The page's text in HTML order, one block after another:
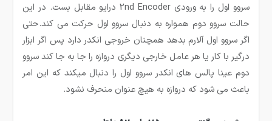
سروو اول را به ورودی 2nd Encoder درایو مقابل بست. در این
حالت سروو دوم همواره به دنبال سروو اول حرکت می کند.حتی
اگر سروو اول آلارم بدهد همچنان خروجی انکدر دارد پس اگر ابزار
درگیر با کار یا هر عامل خارجی دیگری دروازه را جا به جا کند سروو
دوم عینا پالس های انکدر سروو اول را دنبال میکند که این امر
باعث می شود که دروازه به هیچ عنوان منحرف نشود.